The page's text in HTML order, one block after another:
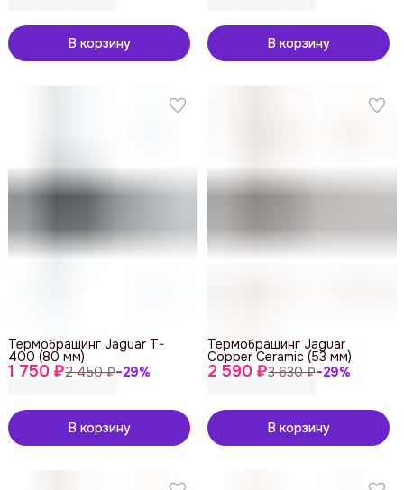
В корзину В корзину
1 750 ₽2 450 ₽−29%
Термобрашинг Jaguar T-
400 (80 мм)
В корзину
2 590 ₽3 630 ₽−29%
Термобрашинг Jaguar
Copper Ceramic (53 мм)
В корзину